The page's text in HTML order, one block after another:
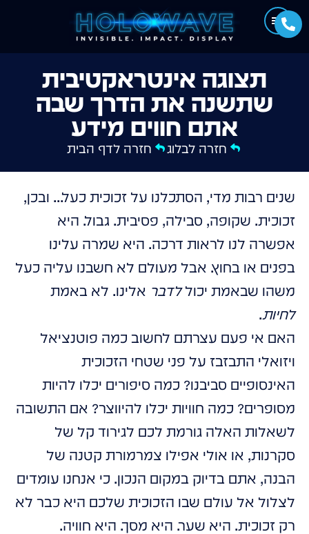
תצוגה אינטראקטיבית
שתשנה את הדרך שבה
אתם חווים מידע
חזרה לבלוג חזרה לדף הבית
שנים רבות מדי, הסתכלנו על זכוכית כעל... ובכן,
זכוכית. שקופה, סבילה, פסיבית. גבול. היא
אפשרה לנו לראות דרכה. היא שמרה עלינו
בפנים או בחוץ. אבל מעולם לא חשבנו עליה כעל
משהו שבאמת יכוללדבר אלינו. לא באמת
לחיות.
האם אי פעם עצרתם לחשוב כמה פוטנציאל
ויזואלי התבזבז על פני שטחי הזכוכית
האינסופיים סביבנו? כמה סיפורים יכלו להיות
מסופרים? כמה חוויות יכלו להיווצר? אם התשובה
לשאלות האלה גורמת לכם לגירוד קל של
סקרנות, או אולי אפילו צמרמורת קטנה של
הבנה, אתם בדיוק במקום הנכון. כי אנחנו עומדים
לצלול אל עולם שבו הזכוכית שלכם היא כבר לא
רק זכוכית. היא שער. היא מסך. היא חוויה.